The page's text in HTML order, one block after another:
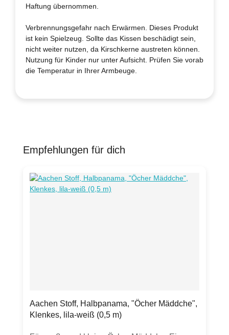
Haftung übernommen.
Verbrennungsgefahr nach Erwärmen. Dieses Produkt
ist kein Spielzeug. Sollte das Kissen beschädigt sein,
nicht weiter nutzen, da Kirschkerne austreten können.
Nutzung für Kinder nur unter Aufsicht. Prüfen Sie vorab
die Temperatur in Ihrer Armbeuge.
Produktgalerie überspringen
Empfehlungen für dich
Aachen Stoff, Halbpanama, "Öcher Mäddche",
Klenkes, lila-weiß (0,5 m)